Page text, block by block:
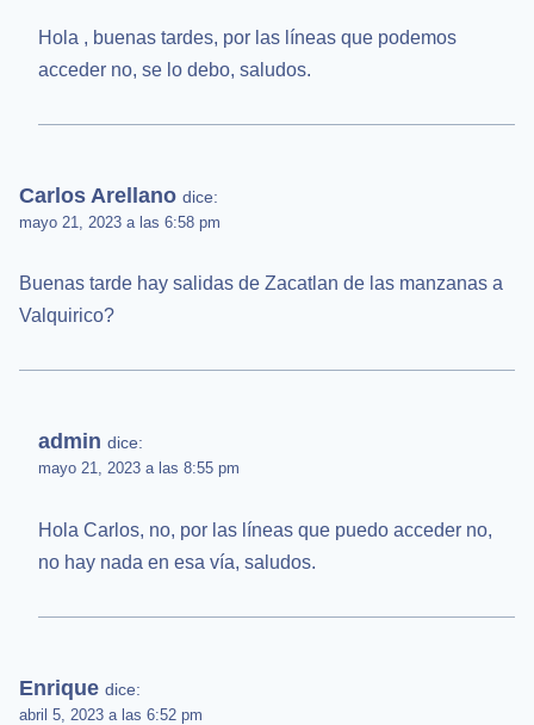
Hola , buenas tardes, por las líneas que podemos
acceder no, se lo debo, saludos.
Carlos Arellano dice:
mayo 21, 2023 a las 6:58 pm
Buenas tarde hay salidas de Zacatlan de las manzanas a
Valquirico?
admin dice:
mayo 21, 2023 a las 8:55 pm
Hola Carlos, no, por las líneas que puedo acceder no,
no hay nada en esa vía, saludos.
Enrique dice:
abril 5, 2023 a las 6:52 pm